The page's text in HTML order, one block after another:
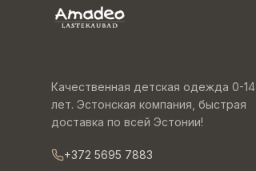
Качественная детская одежда 0-14
лет. Эстонская компания, быстрая
доставка по всей Эстонии!
+372 5695 7883